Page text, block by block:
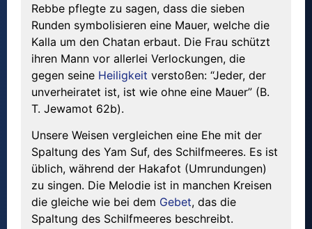
Rebbe pflegte zu sagen, dass die sieben
Runden symbolisieren eine Mauer, welche die
Kalla um den Chatan erbaut. Die Frau schützt
ihren Mann vor allerlei Verlockungen, die
gegen seine Heiligkeit verstoßen: “Jeder, der
unverheiratet ist, ist wie ohne eine Mauer” (B.
T. Jewamot 62b).
Unsere Weisen vergleichen eine Ehe mit der
Spaltung des Yam Suf, des Schilfmeeres. Es ist
üblich, während der Hakafot (Umrundungen)
zu singen. Die Melodie ist in manchen Kreisen
die gleiche wie bei dem Gebet, das die
Spaltung des Schilfmeeres beschreibt.